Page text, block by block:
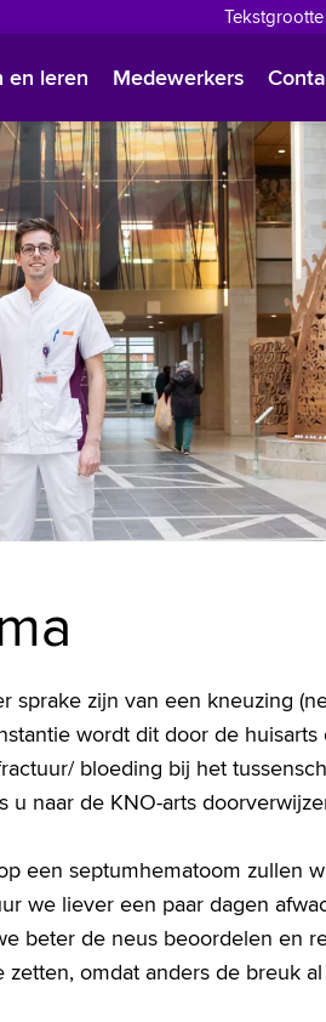
Polski
Türkçe
en leren Medewerkers
sprake zijn van een kneuzing
wordt dit door de
bloeding bij het
u naar de KNO-arts
een septumhematoom zullen
we liever een paar dagen
beter de neus beoordelen en
omdat anders de breuk